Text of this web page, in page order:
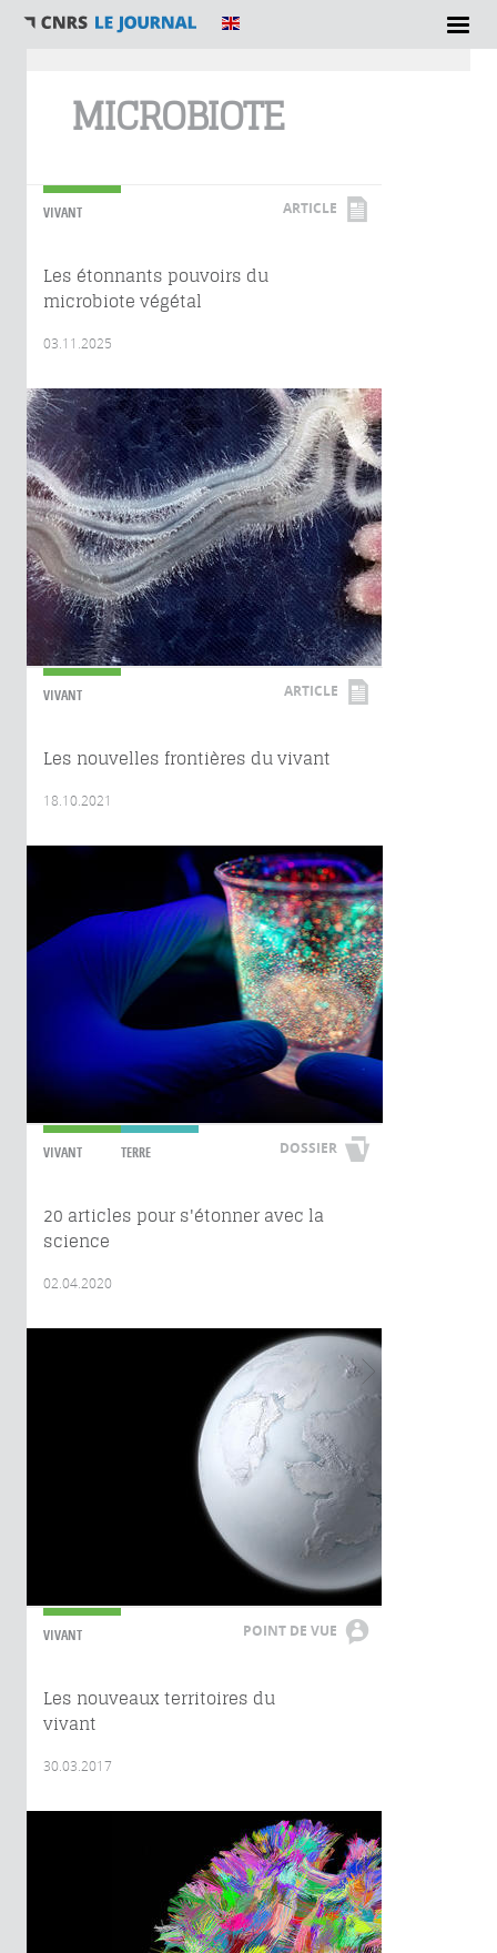
MICROBIOTE
VIVANT ARTICLE
Les étonnants pouvoirs du
microbiote végétal
03.11.2025
VIVANT ARTICLE
Les nouvelles frontières du vivant
18.10.2021
VIVANT TERRE DOSSIER
20 articles pour s'étonner avec la
science
02.04.2020
VIVANT POINT DE VUE
Les nouveaux territoires du
vivant
30.03.2017